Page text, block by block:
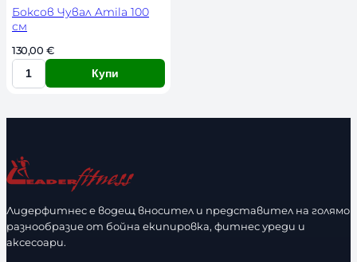
Боксов Чувал Amila 100
см
130,00 €
К
л
ч
е
т
в
Купи
Лидерфитнес е водещ вносител и представител на голямо
разнообразие от бойна екипировка, фитнес уреди и
аксесоари.